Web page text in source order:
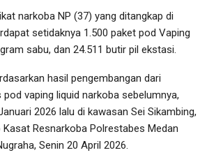
narkoba NP (37) yang ditangkap di
setidaknya 1.500 paket pod Vaping
sabu, dan 24.511 butir pil ekstasi.
hasil pengembangan dari
vaping liquid narkoba sebelumnya,
2026 lalu di kawasan Sei Sikambing,
Kasat Resnarkoba Polrestabes Medan
Senin 20 April 2026.